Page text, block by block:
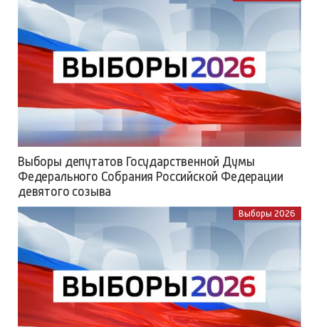
Выборы депутатов Государственной Думы
Федерального Собрания Российской Федерации
девятого созыва
Выборы 2026